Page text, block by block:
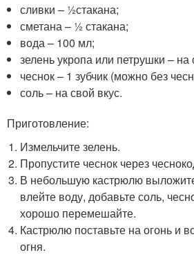
сливки – ½стакана;
сметана – ½ стакана;
вода – 100 мл;
зелень укропа или петрушки – на
чеснок – 1 зубчик (можно без
соль – на свой вкус.
Приготовление:
Измельчите зелень.
Пропустите чеснок через
В небольшую кастрюлю
влейте воду, добавьте соль,
хорошо перемешайте.
Кастрюлю поставьте на огонь и
огня.